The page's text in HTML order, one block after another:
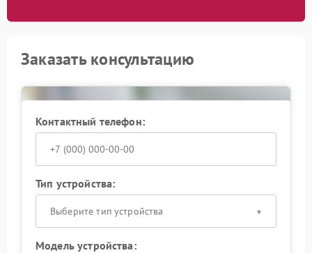
Заказать консультацию
Контактный телефон:
Тип устройства:
Выберите тип устройства
Модель устройства: